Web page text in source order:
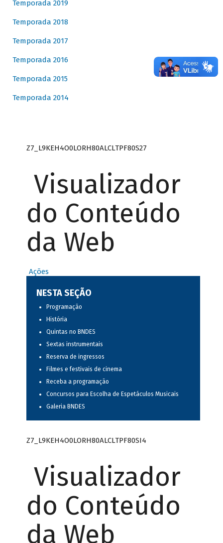
Temporada 2019
Temporada 2018
Temporada 2017
Temporada 2016
Temporada 2015
Temporada 2014
Z7_L9KEH4O0LORH80ALCLTPF80S27
Visualizador
do Conteúdo
da Web
Ações
NESTA SEÇÃO
Programação
História
Quintas no BNDES
Sextas instrumentais
Reserva de ingressos
Filmes e festivais de cinema
Receba a programação
Concursos para Escolha de Espetáculos Musicais
Galeria BNDES
Z7_L9KEH4O0LORH80ALCLTPF80SI4
Visualizador
do Conteúdo
da Web